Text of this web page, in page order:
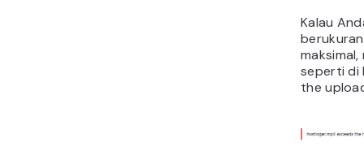
Kalau
seperti di
the